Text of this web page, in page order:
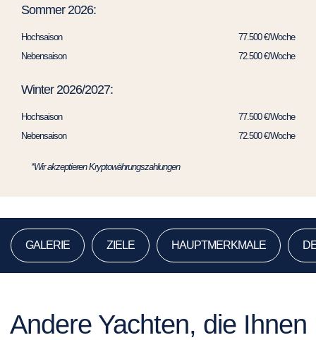
Sommer 2026:
Hochsaison
77.500 €/Woche
Nebensaison
72.500 €/Woche
Winter 2026/2027:
Hochsaison
77.500 €/Woche
Nebensaison
72.500 €/Woche
*Wir akzeptieren Kryptowährungszahlungen
GALERIE ZIELE HAUPTMERKMALE
Andere Yachten, die Ihnen